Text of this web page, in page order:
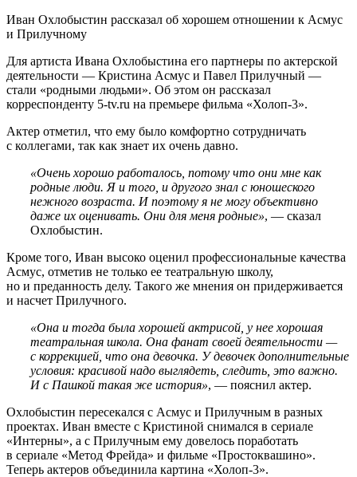
Иван Охлобыстин рассказал об хорошем отношении к Асмус
и Прилучному
Для артиста Ивана Охлобыстина его партнеры по актерской
деятельности — Кристина Асмус и Павел Прилучный —
стали «родными людьми». Об этом он рассказал
корреспонденту 5-tv.ru на премьере фильма «Холоп-3».
Актер отметил, что ему было комфортно сотрудничать
с коллегами, так как знает их очень давно.
«Очень хорошо работалось, потому что они мне как
родные люди. Я и того, и другого знал с юношеского
нежного возраста. И поэтому я не могу объективно
даже их оценивать. Они для меня родные», — сказал
Охлобыстин.
Кроме того, Иван высоко оценил профессиональные качества
Асмус, отметив не только ее театральную школу,
но и преданность делу. Такого же мнения он придерживается
и насчет Прилучного.
«Она и тогда была хорошей актрисой, у нее хорошая
театральная школа. Она фанат своей деятельности —
с коррекцией, что она девочка. У девочек дополнительные
условия: красивой надо выглядеть, следить, это важно.
И с Пашкой такая же история», — пояснил актер.
Охлобыстин пересекался с Асмус и Прилучным в разных
проектах. Иван вместе с Кристиной снимался в сериале
«Интерны», а с Прилучным ему довелось поработать
в сериале «Метод Фрейда» и фильме «Простоквашино».
Теперь актеров объединила картина «Холоп-3».